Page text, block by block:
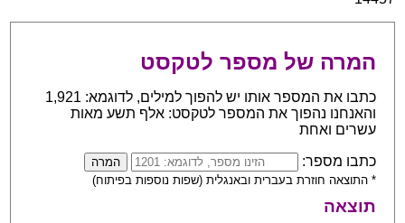
המרה של מספר לטקסט
כתבו את המספר אותו יש להפוך למילים, לדוגמא: 1,921
והאנחנו נהפוך את המספר לטקסט: אלף תשע מאות
עשרים ואחת
כתבו מספר:
* התוצאה חוזרת בעברית ובאנגלית (שפות נוספות בפיתוח)
תוצאה